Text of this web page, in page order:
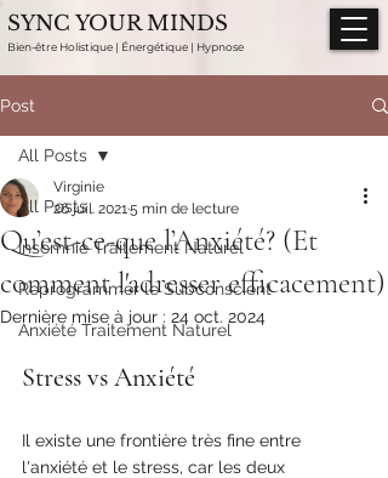
Bien-être Holistique | Énergétique | Hypnose
SYNC YOUR MINDS
Post
All Posts
Insomnie Traitement Naturel
Reprogrammer le Subconscient
Anxiété Traitement Naturel
All Posts
Qu’est-ce-que l’Anxiété? (Et
comment l'adresser efficacement)
Virginie
26 juil. 20215 min de lecture
Dernière mise à jour : 24 oct. 2024
Stress vs Anxiété
Il existe une frontière très fine entre
l'anxiété et le stress, car les deux